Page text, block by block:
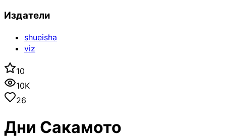
Издатели
shueisha
viz
10
10K
26
Дни Сакамото